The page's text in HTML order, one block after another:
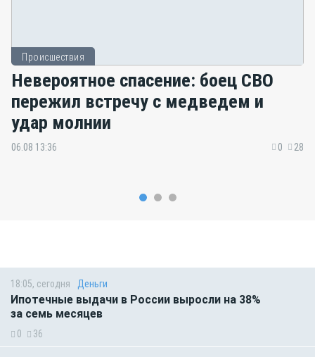
Происшествия
Невероятное спасение: боец СВО
пережил встречу с медведем и
удар молнии
06.08 13:36 0 28
18:05, сегодня Деньги
Ипотечные выдачи в России выросли на 38%
за семь месяцев
0 36